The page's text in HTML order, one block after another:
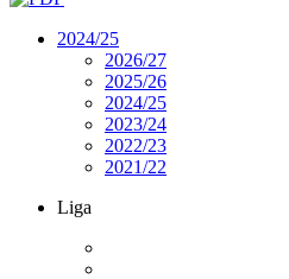
2024/25
2026/27
2025/26
2024/25
2023/24
2022/23
2021/22
Liga